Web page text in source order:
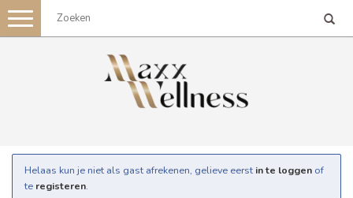
Toggle
navigation
Helaas kun je niet als gast afrekenen, gelieve eerst in te loggen of
te registeren.